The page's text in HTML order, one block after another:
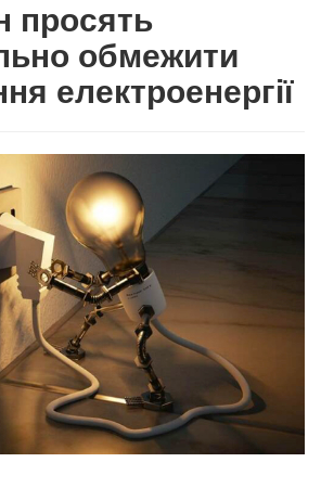
просять
обмежити
електроенергії